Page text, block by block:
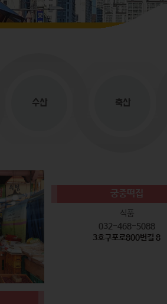
수산 축산
궁중떡집
식품
032-468-5088
3호구포로800번길 8